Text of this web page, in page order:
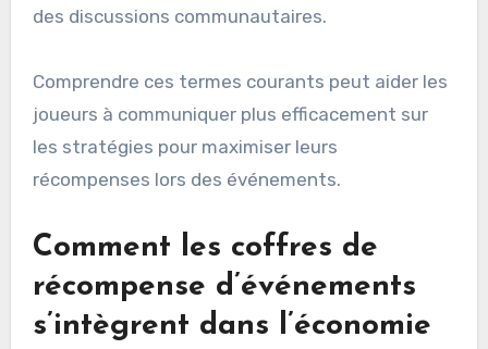
des discussions communautaires.
Comprendre ces termes courants peut aider les
joueurs à communiquer plus efficacement sur
les stratégies pour maximiser leurs
récompenses lors des événements.
Comment les coffres de
récompense d’événements
s’intègrent dans l’économie